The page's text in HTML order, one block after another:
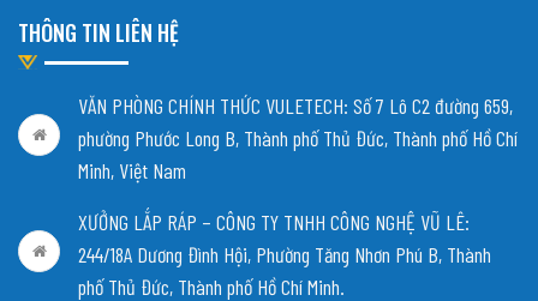
THÔNG TIN LIÊN HỆ
VĂN PHÒNG CHÍNH THỨC VULETECH: Số 7 Lô C2 đường 659,
phường Phước Long B, Thành phố Thủ Đức, Thành phố Hồ Chí
Minh, Việt Nam
XƯỞNG LẮP RÁP – CÔNG TY TNHH CÔNG NGHỆ VŨ LÊ:
244/18A Dương Đình Hội, Phường Tăng Nhơn Phú B, Thành
phố Thủ Đức, Thành phố Hồ Chí Minh.